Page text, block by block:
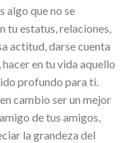
algo que no se
tu estatus, relaciones,
actitud, darse cuenta
en tu vida aquello
profundo para ti.
cambio ser un mejor
de tus amigos,
la grandeza del